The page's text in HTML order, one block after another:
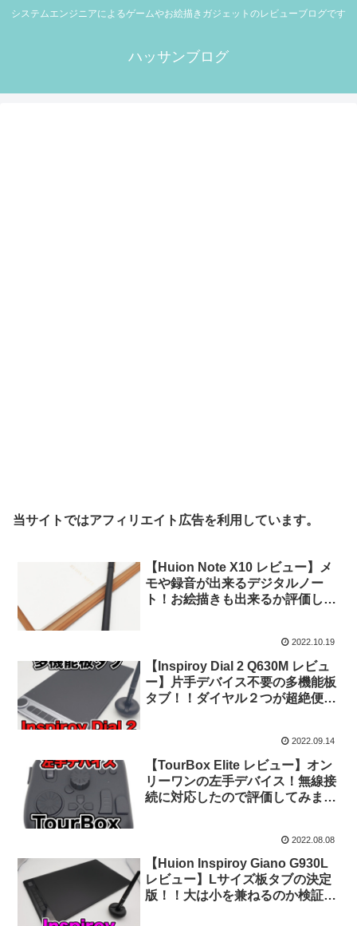
システムエンジニアによるゲームやお絵描きガジェットのレビューブログです
ハッサンブログ
当サイトではアフィリエイト広告を利用しています。
【Huion Note X10 レビュー】メ
モや録音が出来るデジタルノー
ト！お絵描きも出来るか評価して
2022.10.19
【Inspiroy Dial 2 Q630M レビュ
ー】片手デバイス不要の多機能板
タブ！！ダイヤル２つが超絶便利
2022.09.14
【TourBox Elite レビュー】オン
リーワンの左手デバイス！無線接
続に対応したので評価してみまし
2022.08.08
【Huion Inspiroy Giano G930L
レビュー】Lサイズ板タブの決定
版！！大は小を兼ねるのか検証し